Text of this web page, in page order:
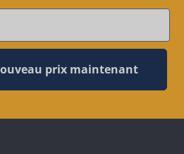
prix maintenant